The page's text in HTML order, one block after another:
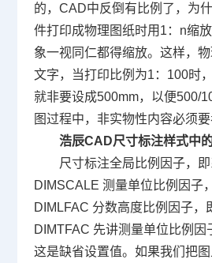
的， CAD中反倒有比例了，为
件打印成物理图纸时用 1 ： n缩
象一视同仁都得缩放。这样，
文字，当打印比例为1 ： 100时
就非要设成500mm，以便500/
图过程中，非实物性内容必须要
浩辰CAD尺寸标注样式中
尺寸标注全局比例因子，
DIMSCALE 测量单位比例因子
DIMLFAC 分数高度比例因子，
DIMTFAC 先讲测量单位比例因
这是缺省设置值。如果我们把